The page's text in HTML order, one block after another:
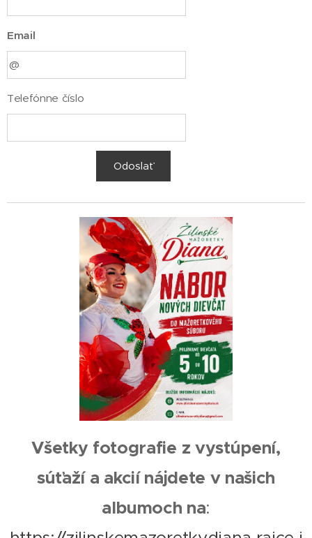
Email
Telefónne číslo
Odoslať
Všetky fotografie z vystúpení,
súťaží a akcií nájdete v našich
albumoch na: